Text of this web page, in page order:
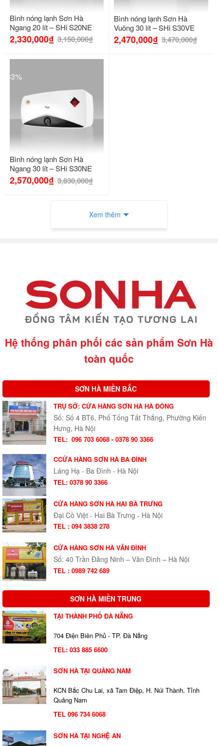
Bình nóng lạnh Sơn Hà
Ngang 20 lít – SHi S20NE
2,330,000₫ 3,150,000₫
Bình nóng lạnh Sơn Hà
Vuông 30 lít – SHi S30VE
2,470,000₫ 3,470,000₫
-33%
Bình nóng lạnh Sơn Hà
Ngang 30 lít – SHi S30NE
2,570,000₫ 3,830,000₫
Xem thêm
Hệ thống phân phối các sản phẩm Sơn Hà
toàn quốc
SƠN HÀ MIỀN BẮC
TRỤ SỞ: CỬA HÀNG SƠN HÀ HÀ ĐÔNG
Số: Số 4 BT6, Phố Tống Tất Thắng, Phường Kiến
Hưng, Hà Nội
TEL: 096 703 6068 - 0378 90 3366
CCỬA HÀNG SƠN HÀ BA ĐÌNH
Láng Hạ - Ba Đình - Hà Nội
TEL: 0378 90 3366
CỬA HÀNG SƠN HÀ HAI BÀ TRƯNG
Đại Cồ Việt - Hai Bà Trưng - Hà Nội
TEL : 094 3838 278
CỬA HÀNG SƠN HÀ VÂN ĐÌNH
Số: 40 Trần Đăng Ninh – Vân Đình – Hà Nội
TEL : 0989 742 689
SƠN HÀ MIỀN TRUNG
TẠI THÀNH PHỐ ĐÀ NẴNG
704 Điện Biên Phủ - TP. Đà Nẵng
TEL: 033 885 6600
SƠN HÀ TẠI QUẢNG NAM
KCN Bắc Chu Lai, xã Tam Điệp, H. Núi Thành, Tỉnh
Quảng Nam
TEL 096 734 6068
SƠN HÀ TẠI NGHỆ AN